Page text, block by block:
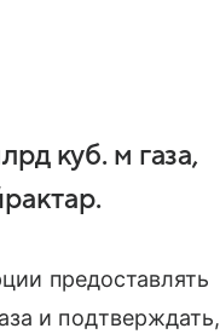
куб. м газа,
предоставлять
и подтверждать,